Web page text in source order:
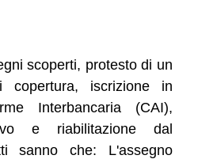
scoperti, protesto di un
copertura, iscrizione in
Interbancaria (CAI),
e riabilitazione dal
sanno che: L'assegno